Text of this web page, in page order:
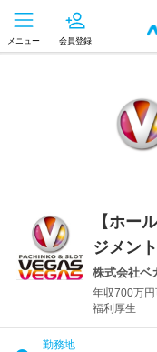
メニュー 会員登録
【ホー
ジメン
株式会社ベ
年収700万
福利厚生
勤務地